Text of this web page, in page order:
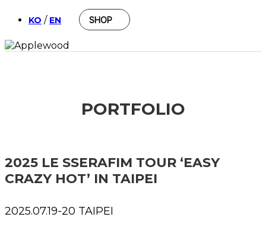
KO / EN SHOP
PORTFOLIO
2025 LE SSERAFIM TOUR ‘EASY
CRAZY HOT’ IN TAIPEI
2025.07.19-20 TAIPEI